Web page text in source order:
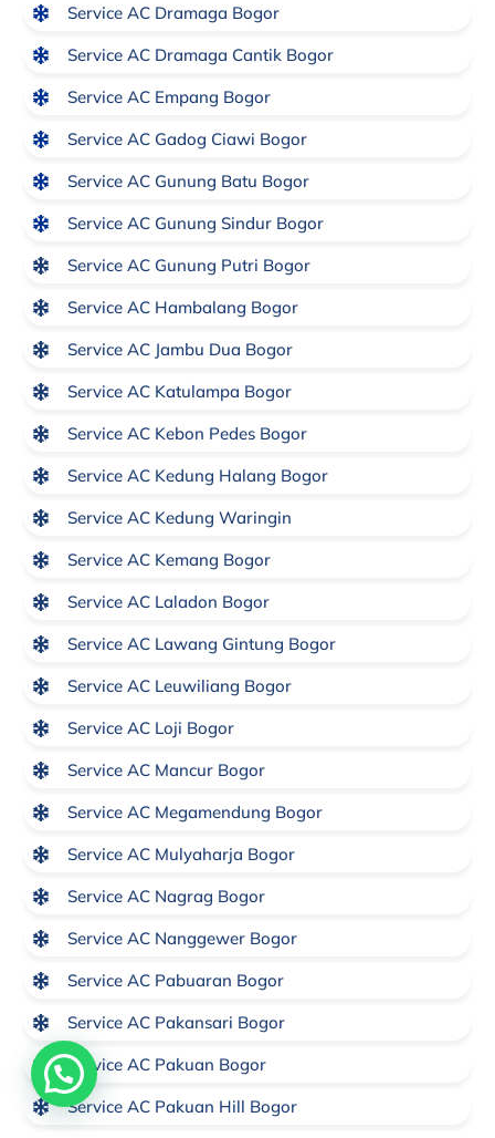
Service AC Dramaga Bogor
Service AC Dramaga Cantik Bogor
Service AC Empang Bogor
Service AC Gadog Ciawi Bogor
Service AC Gunung Batu Bogor
Service AC Gunung Sindur Bogor
Service AC Gunung Putri Bogor
Service AC Hambalang Bogor
Service AC Jambu Dua Bogor
Service AC Katulampa Bogor
Service AC Kebon Pedes Bogor
Service AC Kedung Halang Bogor
Service AC Kedung Waringin
Service AC Kemang Bogor
Service AC Laladon Bogor
Service AC Lawang Gintung Bogor
Service AC Leuwiliang Bogor
Service AC Loji Bogor
Service AC Mancur Bogor
Service AC Megamendung Bogor
Service AC Mulyaharja Bogor
Service AC Nagrag Bogor
Service AC Nanggewer Bogor
Service AC Pabuaran Bogor
Service AC Pakansari Bogor
Service AC Pakuan Bogor
Service AC Pakuan Hill Bogor
Butuh Bantuan? Klik disini